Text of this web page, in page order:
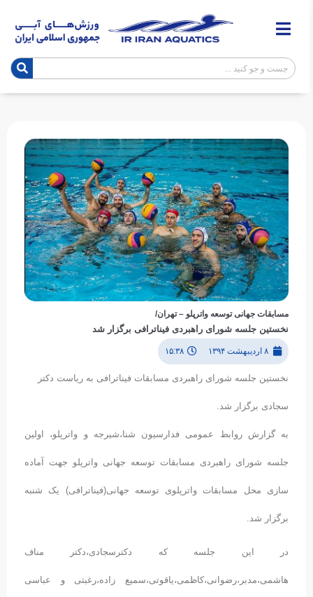
مسابقات جهانی توسعه واترپلو – تهران/
نخستین جلسه شورای راهبردی فیناترافی برگزار شد
۸ اردیبهشت ۱۳۹۴ ۱۵:۳۸
نخستین جلسه شورای راهبردی مسابقات فیناترافی به ریاست دکتر
سجادی برگزار شد.
به گزارش روابط عمومی فدارسیون شنا،شیرجه و واترپلو، اولین
جلسه شورای راهبردی مسابقات توسعه جهانی واترپلو جهت آماده
سازی محل مسابقات واترپلوی توسعه جهانی(فیناترافی) یک شنبه
برگزار شد.
در این جلسه که دکترسجادی،دکتر مناف
هاشمی،مدبر،رضوانی،کاظمی،یاقوتی،سمیع زاده،رغبتی و عباسی